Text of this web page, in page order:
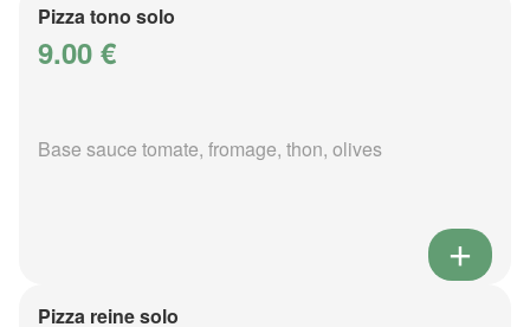
Pizza tono solo
9.00 €
Base sauce tomate, fromage, thon, olives
Pizza reine solo